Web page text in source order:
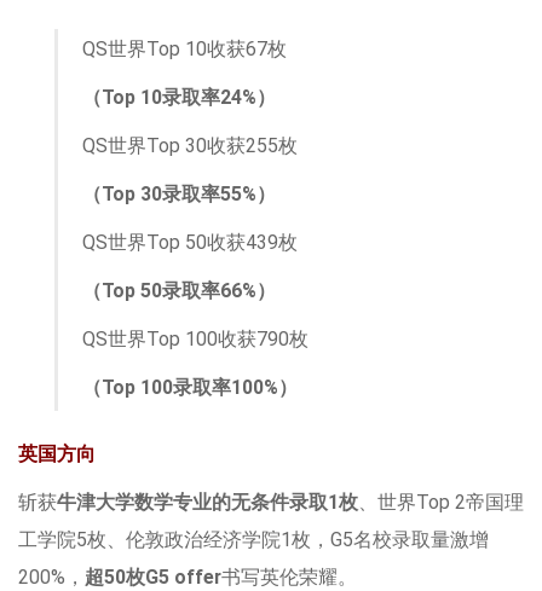
QS世界Top 10收获67枚
（Top 10录取率24%）
QS世界Top 30收获255枚
（Top 30录取率55%）
QS世界Top 50收获439枚
（Top 50录取率66%）
QS世界Top 100收获790枚
（Top 100录取率100%）
英国方向
斩获牛津大学数学专业的无条件录取1枚、世界Top 2帝国理
工学院5枚、伦敦政治经济学院1枚，G5名校录取量激增
200%， 超50枚G5 offer书写英伦荣耀。